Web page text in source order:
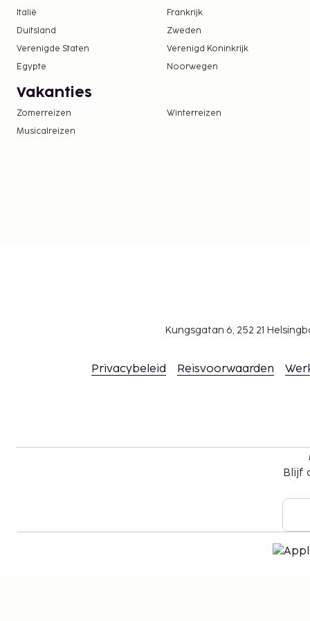
Deze lijst is mogelijk niet volledig. Toeslagen en
excl. btw en kunnen wijzigen.
Italië
Frankrijk
Duitsland
Zweden
Verenigde Staten
Verenigd Koninkrijk
Egypte
Noorwegen
Vakanties
Zomerreizen Winterreizen
Musicalreizen
Kungsgatan 6, 252 21
Privacybeleid Reisvoorwaarden
Blijf